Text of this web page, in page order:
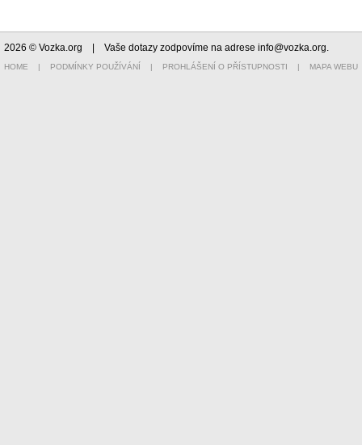
2026 © Vozka.org | Vaše dotazy zodpovíme na adrese info@vozka.org.
HOME | PODMÍNKY POUŽÍVÁNÍ | PROHLÁŠENÍ O PŘÍSTUPNOSTI | MAPA WEBU